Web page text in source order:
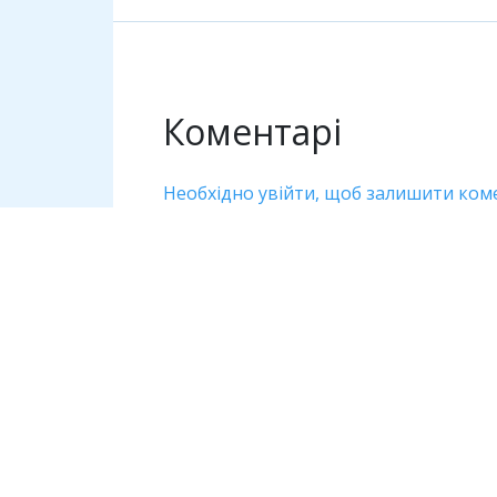
Коментарі
Необхідно увійти, щоб залишити